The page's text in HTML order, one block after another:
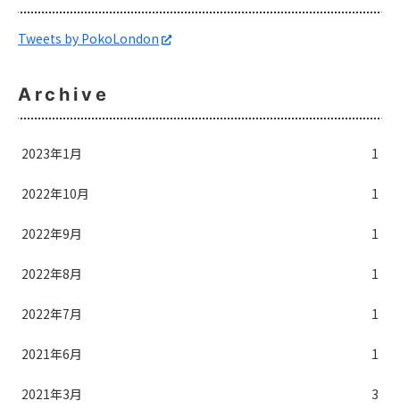
Tweets by PokoLondon
Archive
2023年1月 1
2022年10月 1
2022年9月 1
2022年8月 1
2022年7月 1
2021年6月 1
2021年3月 3